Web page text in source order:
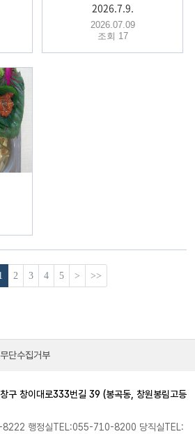
2026.7.9.
2026.07.09
조회 17
2 3 4 5 > >>
단수집거부
구 창이대로333번길 39 (봉곡동, 창원봉림고등
행정실TEL:055-710-8200 당직실TEL: